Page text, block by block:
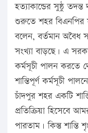
হত্যাকান্ডের সুষ্ঠু
শুরুতে শহর বিএনপির
বলেন, বর্তমান অবৈধ
সংখ্যা বাড়ছে। এ
কর্মসূচী পালন করতে
শান্তিপূর্ণ কর্মসূচী
চাঁদপুর শহর একটি
প্রতিক্রিয়া হিসেবে
পারতাম। কিন্তু শান্তি